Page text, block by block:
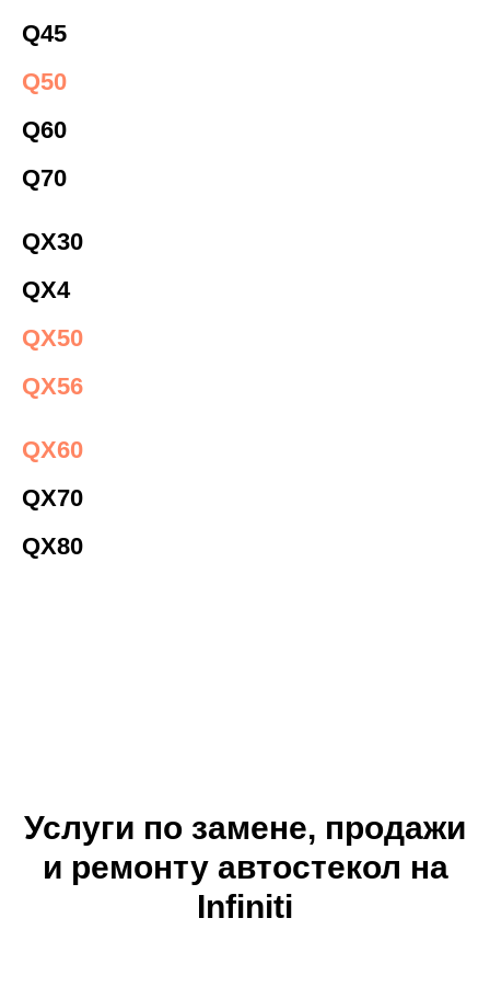
Q45
Q50
Q60
Q70
QX30
QX4
QX50
QX56
QX60
QX70
QX80
Услуги по замене, продажи
и ремонту автостекол на
Infiniti